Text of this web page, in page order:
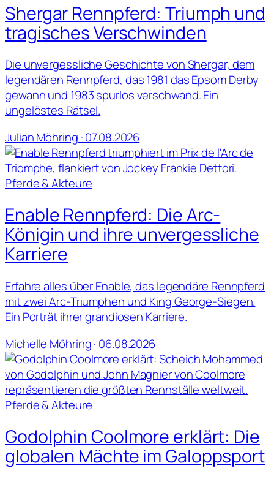
Shergar Rennpferd: Triumph und
tragisches Verschwinden
Die unvergessliche Geschichte von Shergar, dem
legendären Rennpferd, das 1981 das Epsom Derby
gewann und 1983 spurlos verschwand. Ein
ungelöstes Rätsel.
Julian Möhring · 07.08.2026
Pferde & Akteure
Enable Rennpferd: Die Arc-
Königin und ihre unvergessliche
Karriere
Erfahre alles über Enable, das legendäre Rennpferd
mit zwei Arc-Triumphen und King George-Siegen.
Ein Porträt ihrer grandiosen Karriere.
Michelle Möhring · 06.08.2026
Pferde & Akteure
Godolphin Coolmore erklärt: Die
globalen Mächte im Galoppsport